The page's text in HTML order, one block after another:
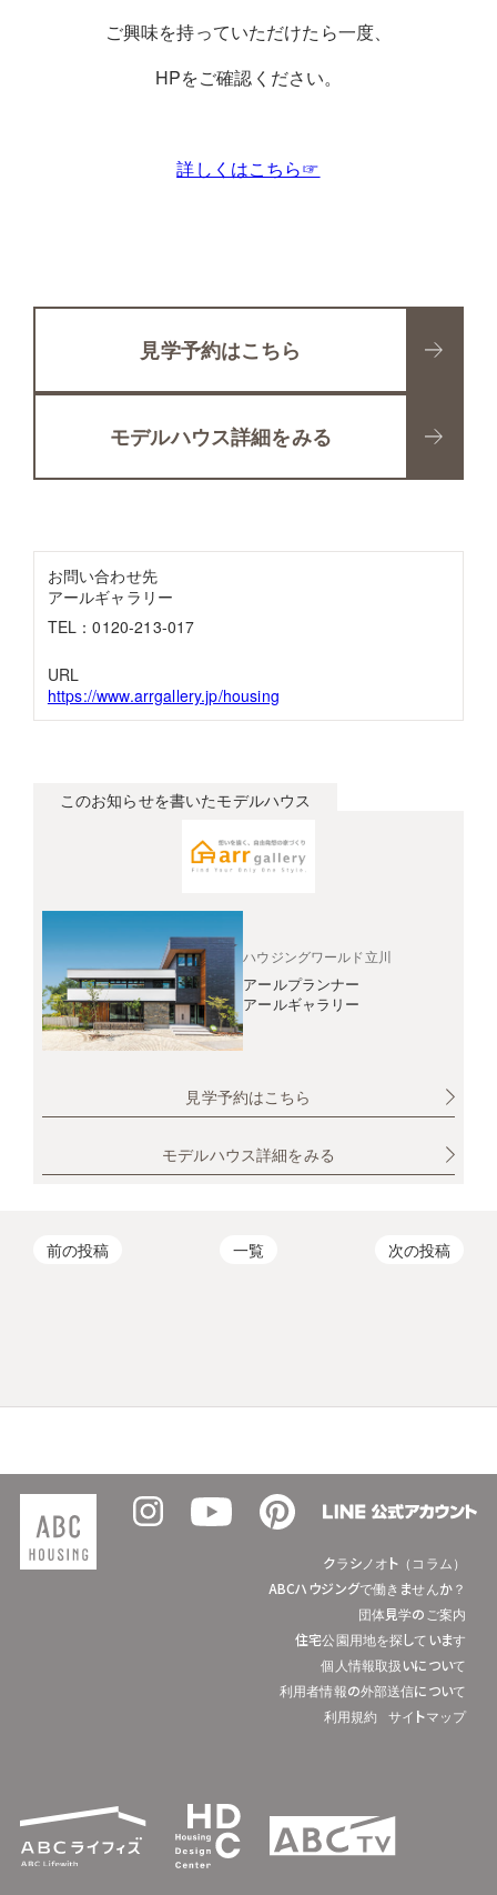
ご興味を持っていただけたら一度、
HPをご確認ください。
詳しくはこちら☞
見学予約はこちら
モデルハウス詳細をみる
お問い合わせ先
アールギャラリー
TEL：0120-213-017
URL
https://www.arrgallery.jp/housing
このお知らせを書いたモデルハウス
ハウジングワールド立川
アールプランナー
アールギャラリー
見学予約はこちら
モデルハウス詳細をみる
前の投稿 一覧 次の投稿
クラシノオト（コラム）
ABCハウジングで働きませんか？
団体見学のご案内
住宅公園用地を探しています
個人情報取扱いについて
利用者情報の外部送信について
利用規約
サイトマップ